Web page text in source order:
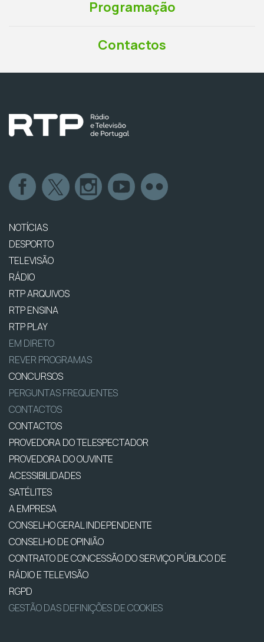
Programação
Contactos
NOTÍCIAS
DESPORTO
TELEVISÃO
RÁDIO
RTP ARQUIVOS
RTP ENSINA
RTP PLAY
EM DIRETO
REVER PROGRAMAS
CONCURSOS
PERGUNTAS FREQUENTES
CONTACTOS
CONTACTOS
PROVEDORA DO TELESPECTADOR
PROVEDORA DO OUVINTE
ACESSIBILIDADES
SATÉLITES
A EMPRESA
CONSELHO GERAL INDEPENDENTE
CONSELHO DE OPINIÃO
CONTRATO DE CONCESSÃO DO SERVIÇO PÚBLICO DE
RÁDIO E TELEVISÃO
RGPD
GESTÃO DAS DEFINIÇÕES DE COOKIES